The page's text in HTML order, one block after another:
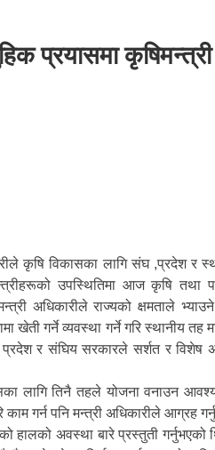
प्रयासमा
कृषि विकासका लागि संघ ,प्रदेश र
उपस्थितिमा आज कृषि तथा
अधिकारीले राज्यको क्षमताले
खेती गर्ने व्यवस्था गर्ने गरि स्थानीय तह
र संघिय सरकारले सर्शत र विशेष
लागि तिनै तहले योजना वनाउन
गर्न पनि मन्त्री अधिकारीले आग्रह
अवस्था बारे प्रस्तुती गर्नुभएको